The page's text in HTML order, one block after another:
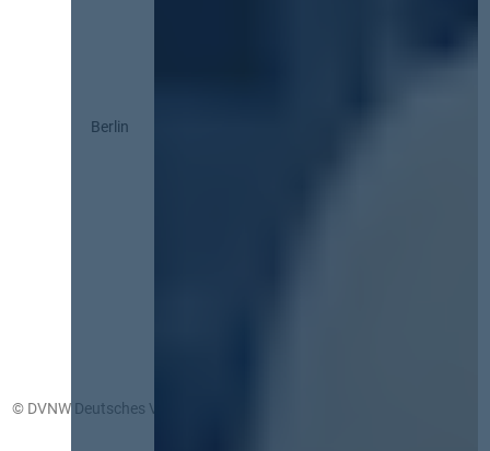
Berlin
© DVNW Deutsches Vergabenetzwerk GmbH